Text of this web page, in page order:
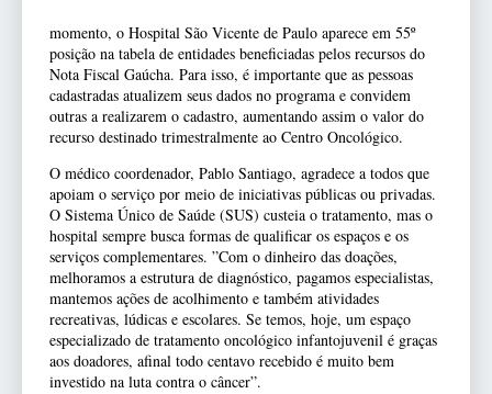
momento, o Hospital São Vicente de Paulo aparece em 55º
posição na tabela de entidades beneficiadas pelos recursos do
Nota Fiscal Gaúcha. Para isso, é importante que as pessoas
cadastradas atualizem seus dados no programa e convidem
outras a realizarem o cadastro, aumentando assim o valor do
recurso destinado trimestralmente ao Centro Oncológico.
O médico coordenador, Pablo Santiago, agradece a todos que
apoiam o serviço por meio de iniciativas públicas ou privadas.
O Sistema Único de Saúde (SUS) custeia o tratamento, mas o
hospital sempre busca formas de qualificar os espaços e os
serviços complementares. ”Com o dinheiro das doações,
melhoramos a estrutura de diagnóstico, pagamos especialistas,
mantemos ações de acolhimento e também atividades
recreativas, lúdicas e escolares. Se temos, hoje, um espaço
especializado de tratamento oncológico infantojuvenil é graças
aos doadores, afinal todo centavo recebido é muito bem
investido na luta contra o câncer”.